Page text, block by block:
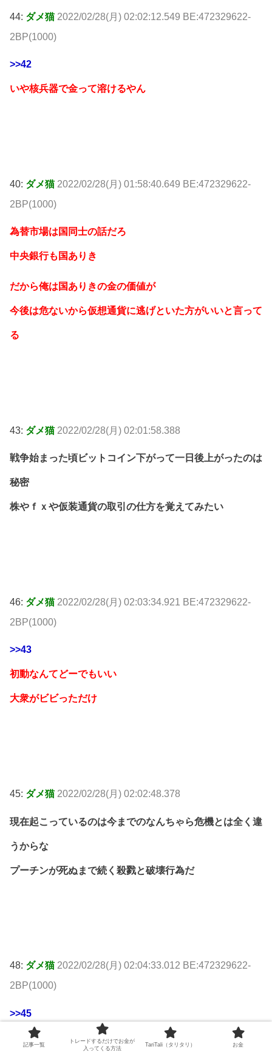
44: ダメ猫 2022/02/28(月) 02:02:12.549 BE:472329622-
2BP(1000)
>>42
いや核兵器で金って溶けるやん
40: ダメ猫 2022/02/28(月) 01:58:40.649 BE:472329622-
2BP(1000)
為替市場は国同士の話だろ
中央銀行も国ありき
だから俺は国ありきの金の価値が
今後は危ないから仮想通貨に逃げといた方がいいと言って
る
43: ダメ猫 2022/02/28(月) 02:01:58.388
戦争始まった頃ビットコイン下がって一日後上がったのは
秘密
株やｆｘや仮装通貨の取引の仕方を覚えてみたい
46: ダメ猫 2022/02/28(月) 02:03:34.921 BE:472329622-
2BP(1000)
>>43
初動なんてどーでもいい
大衆がビビっただけ
45: ダメ猫 2022/02/28(月) 02:02:48.378
現在起こっているのは今までのなんちゃら危機とは全く違
うからな
プーチンが死ぬまで続く殺戮と破壊行為だ
48: ダメ猫 2022/02/28(月) 02:04:33.012 BE:472329622-
2BP(1000)
>>45
おれネット炎上したことあるから分かるけど
記事一覧
トレードするだけでお金が
入ってくる方法
TariTali（タリタリ） お金